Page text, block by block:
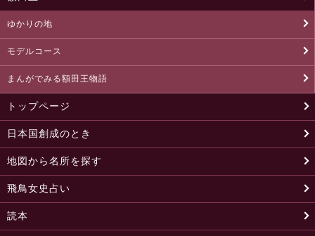
ゆかりの地
モデルコース
まんがでみる額田王物語
トップページ
日本国創成のとき
地図から名所を探す
飛鳥女史占い
読本